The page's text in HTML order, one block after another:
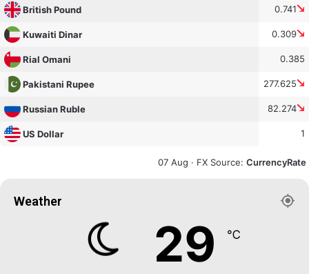
British Pound 0.741
Kuwaiti Dinar 0.309
Rial Omani 0.385
Pakistani Rupee 277.625
Russian Ruble 82.274
US Dollar 1
07 Aug · FX Source: CurrencyRate
Weather
29 ℃